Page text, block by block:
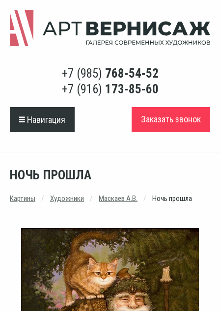
+7 (985) 768-54-52
+7 (916) 173-85-60
Навигация Заказать звонок
НОЧЬ ПРОШЛА
Картины Художники Маскаев А.В. Ночь прошла